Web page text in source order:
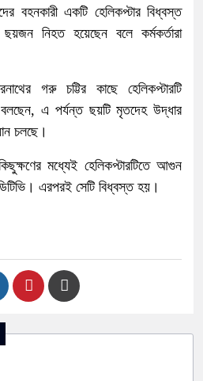
বহনকারী একটি হেলিকপ্টার বিধ্বস্ত
নিহত হয়েছেন বলে কর্মকর্তারা
গরু চট্টির কাছে হেলিকপ্টারটি
বলছেন, এ পর্যন্ত ছয়টি মৃতদেহ উদ্ধার
চলছে।
মধ্যেই হেলিকপ্টারটিতে আগুন
এরপরই সেটি বিধ্বস্ত হয়।